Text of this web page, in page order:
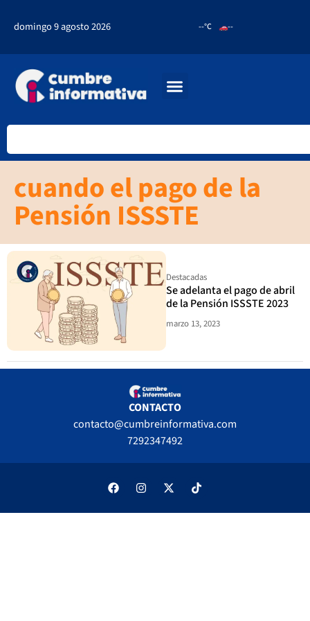
domingo 9 agosto 2026 --°C --
cuando el pago de la
Pensión ISSSTE
Destacadas
Se adelanta el pago de abril
de la Pensión ISSSTE 2023
marzo 13, 2023
CONTACTO
contacto@cumbreinformativa.com
7292347492